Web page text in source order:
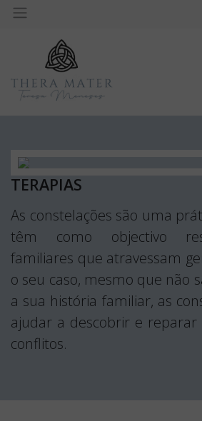
TERAPIAS
As constelações são uma
têm como objectivo
familiares que atravessam
o seu caso, mesmo que não
a sua história familiar, as
ajudar a descobrir e reparar
conflitos.